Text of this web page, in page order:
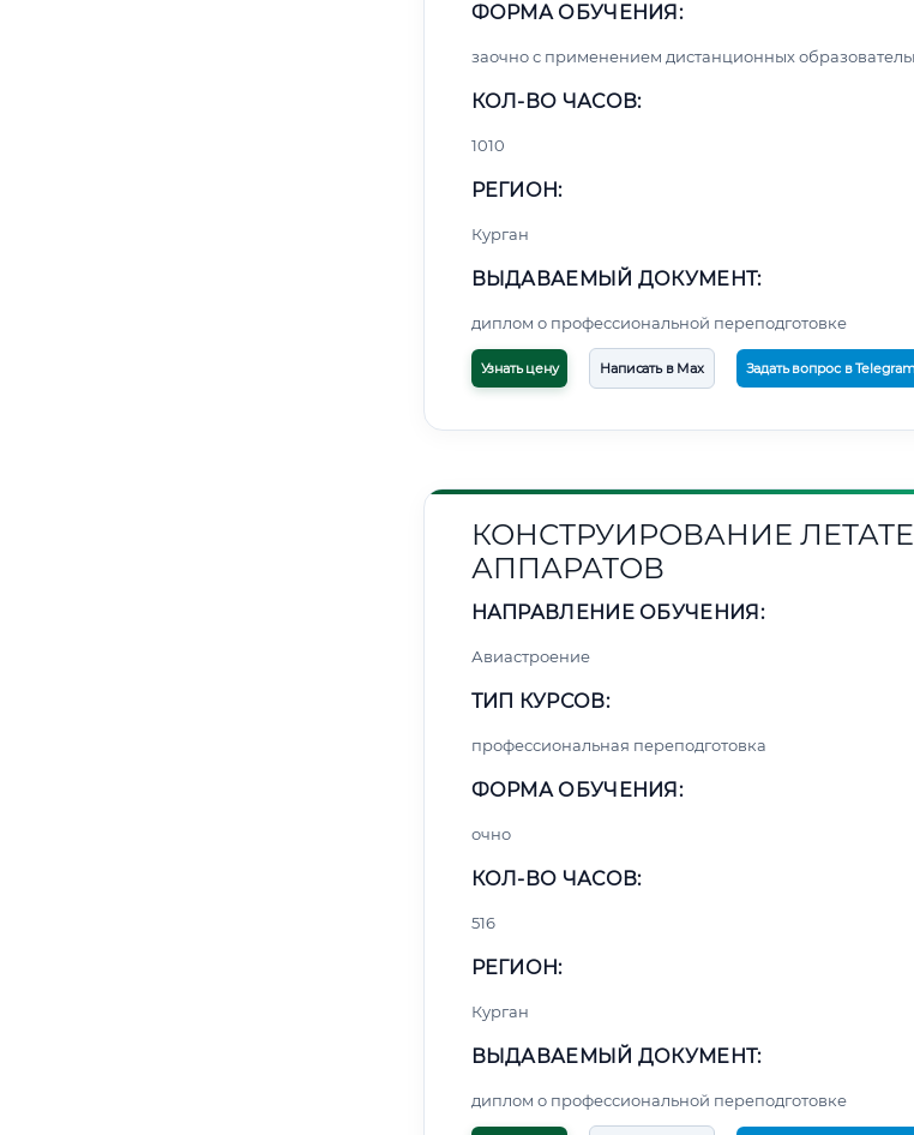
ФОРМА ОБУЧЕНИЯ:
заочно с применением дистанционных
КОЛ-ВО ЧАСОВ:
1010
РЕГИОН:
Курган
ВЫДАВАЕМЫЙ ДОКУМЕНТ:
диплом о профессиональной переподготовке
Узнать цену Написать в Max Задать вопрос в Telegram
КОНСТРУИРОВАНИЕ
АППАРАТОВ
НАПРАВЛЕНИЕ ОБУЧЕНИЯ:
Авиастроение
ТИП КУРСОВ:
профессиональная переподготовка
ФОРМА ОБУЧЕНИЯ:
очно
КОЛ-ВО ЧАСОВ:
516
РЕГИОН:
Курган
ВЫДАВАЕМЫЙ ДОКУМЕНТ:
диплом о профессиональной переподготовке